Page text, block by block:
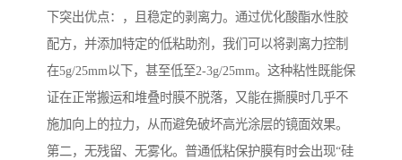
下突出优点：，且稳定的剥离力。通过优化酸酯水性胶
配方，并添加特定的低粘助剂，我们可以将剥离力控制
在5g/25mm以下，甚至低至2-3g/25mm。这种粘性既能保
证在正常搬运和堆叠时膜不脱落，又能在撕膜时几乎不
施加向上的拉力，从而避免破坏高光涂层的镜面效果。
第二，无残留、无雾化。普通低粘保护膜有时会出现“硅